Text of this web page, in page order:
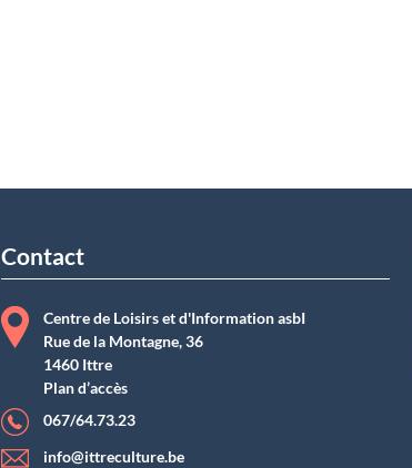
Contact
Centre de Loisirs et d'Information asbI
Rue de la Montagne, 36
1460 Ittre
Plan d’accès
067/64.73.23
info@ittreculture.be